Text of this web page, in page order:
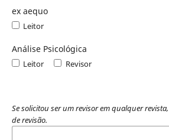
ex aequo
Leitor
Análise Psicológica
Leitor Revisor
Se solicitou ser um revisor em qualquer
de revisão.